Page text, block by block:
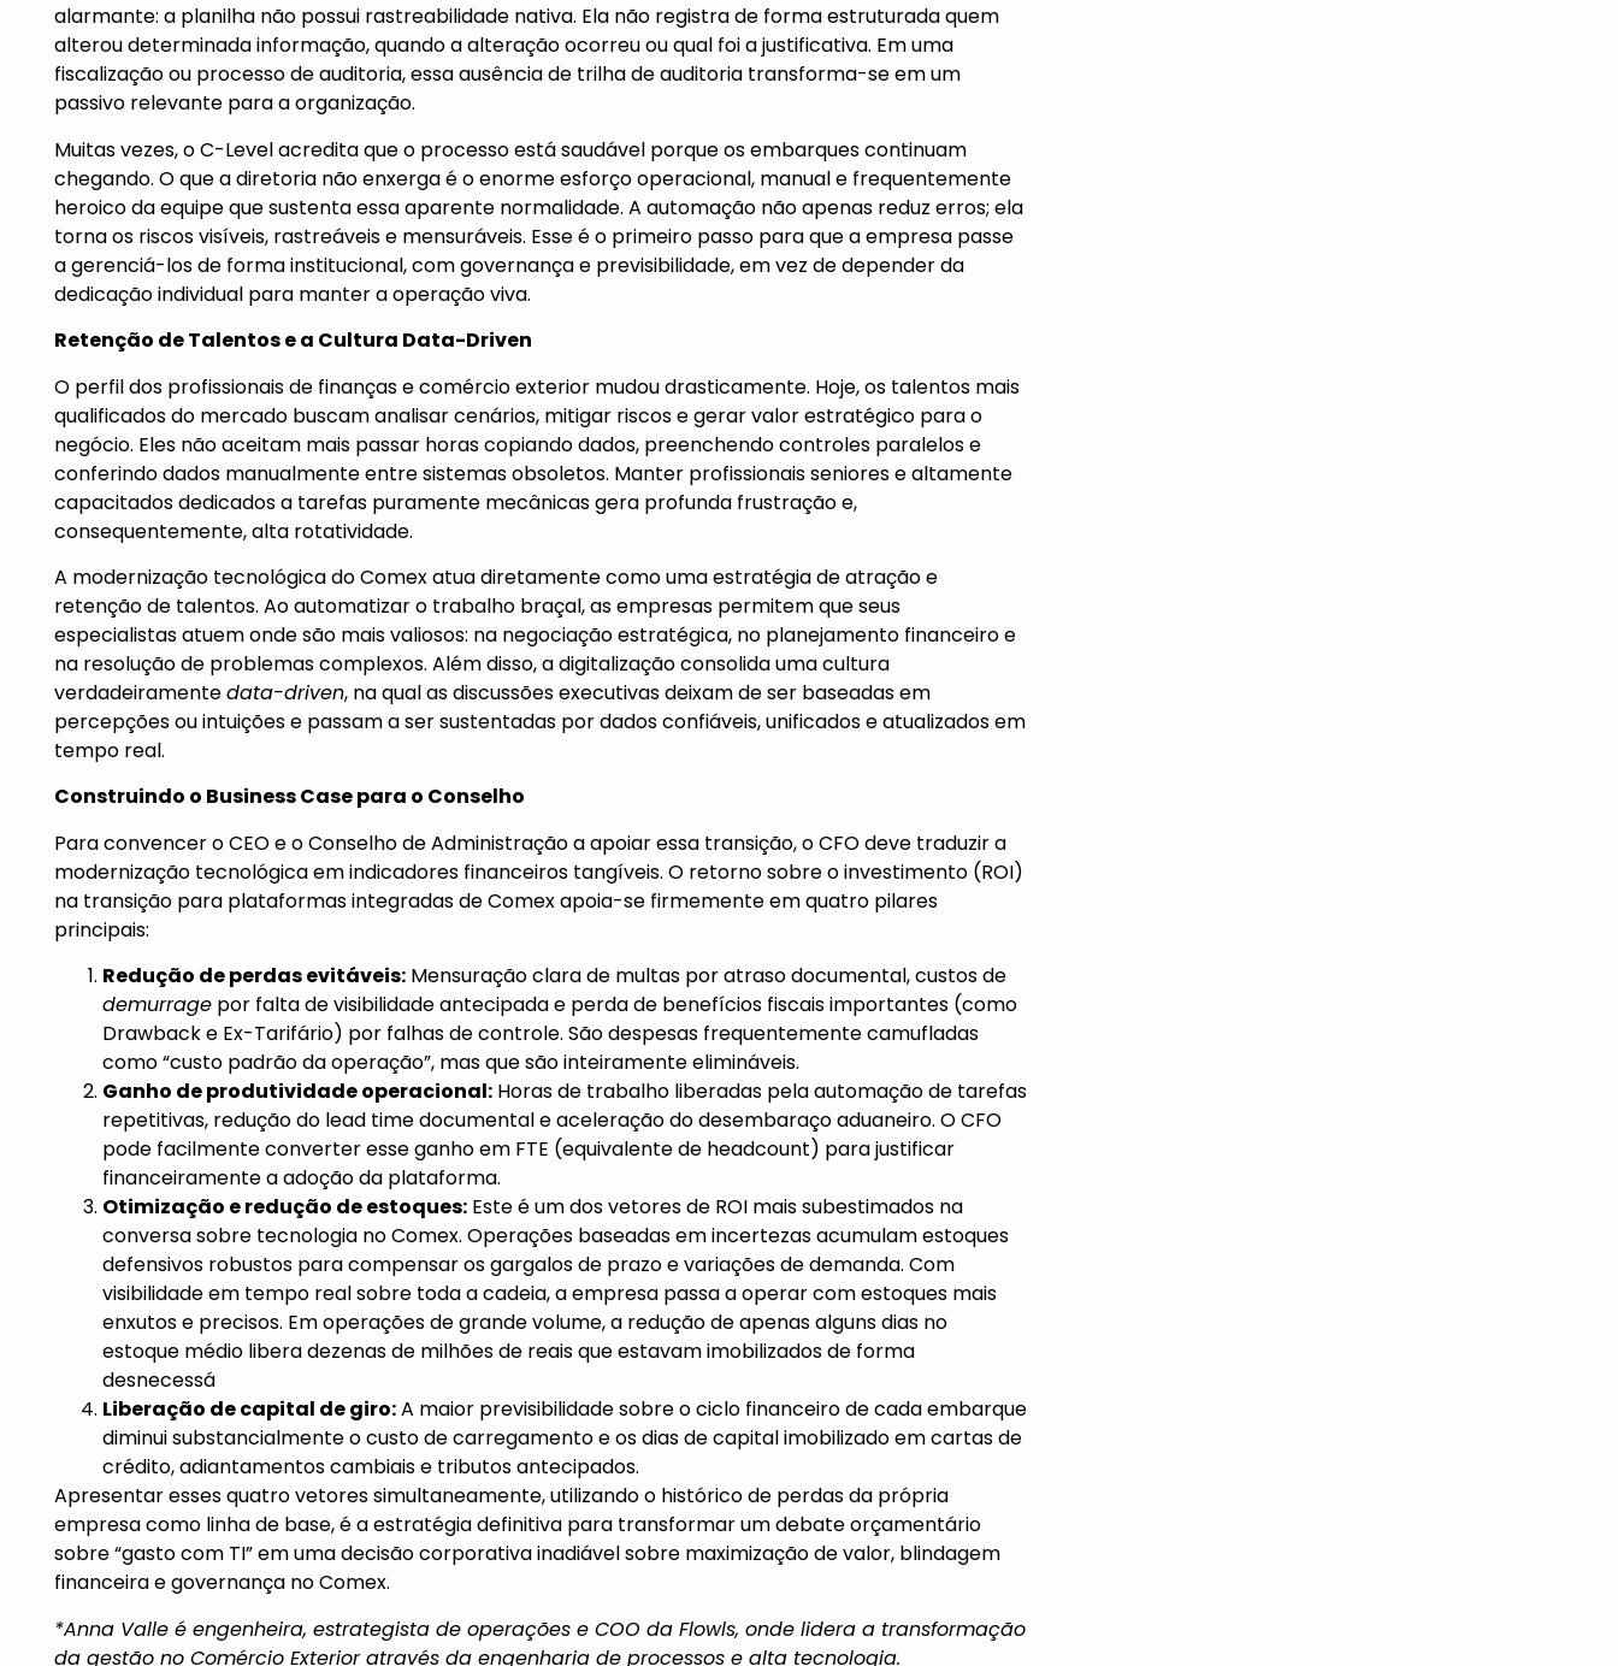
alarmante: a planilha não possui rastreabilidade nativa. Ela não registra de forma estruturada quem
alterou determinada informação, quando a alteração ocorreu ou qual foi a justificativa. Em uma
fiscalização ou processo de auditoria, essa ausência de trilha de auditoria transforma-se em um
passivo relevante para a organização.
Muitas vezes, o C-Level acredita que o processo está saudável porque os embarques continuam
chegando. O que a diretoria não enxerga é o enorme esforço operacional, manual e frequentemente
heroico da equipe que sustenta essa aparente normalidade. A automação não apenas reduz erros; ela
torna os riscos visíveis, rastreáveis e mensuráveis. Esse é o primeiro passo para que a empresa passe
a gerenciá-los de forma institucional, com governança e previsibilidade, em vez de depender da
dedicação individual para manter a operação viva.
Retenção de Talentos e a Cultura Data-Driven
O perfil dos profissionais de finanças e comércio exterior mudou drasticamente. Hoje, os talentos mais
qualificados do mercado buscam analisar cenários, mitigar riscos e gerar valor estratégico para o
negócio. Eles não aceitam mais passar horas copiando dados, preenchendo controles paralelos e
conferindo dados manualmente entre sistemas obsoletos. Manter profissionais seniores e altamente
capacitados dedicados a tarefas puramente mecânicas gera profunda frustração e,
consequentemente, alta rotatividade.
A modernização tecnológica do Comex atua diretamente como uma estratégia de atração e
retenção de talentos. Ao automatizar o trabalho braçal, as empresas permitem que seus
especialistas atuem onde são mais valiosos: na negociação estratégica, no planejamento financeiro e
na resolução de problemas complexos. Além disso, a digitalização consolida uma cultura
verdadeiramentedata-driven, na qual as discussões executivas deixam de ser baseadas em
percepções ou intuições e passam a ser sustentadas por dados confiáveis, unificados e atualizados em
tempo real.
Construindo o Business Case para o Conselho
Para convencer o CEO e o Conselho de Administração a apoiar essa transição, o CFO deve traduzir a
modernização tecnológica em indicadores financeiros tangíveis. O retorno sobre o investimento (ROI)
na transição para plataformas integradas de Comex apoia-se firmemente em quatro pilares
principais:
Redução de perdas evitáveis: Mensuração clara de multas por atraso documental, custos de
demurrage por falta de visibilidade antecipada e perda de benefícios fiscais importantes (como
Drawback e Ex-Tarifário) por falhas de controle. São despesas frequentemente camufladas
como “custo padrão da operação”, mas que são inteiramente elimináveis.
Ganho de produtividade operacional: Horas de trabalho liberadas pela automação de tarefas
repetitivas, redução do lead time documental e aceleração do desembaraço aduaneiro. O CFO
pode facilmente converter esse ganho em FTE (equivalente de headcount) para justificar
financeiramente a adoção da plataforma.
Otimização e redução de estoques: Este é um dos vetores de ROI mais subestimados na
conversa sobre tecnologia no Comex. Operações baseadas em incertezas acumulam estoques
defensivos robustos para compensar os gargalos de prazo e variações de demanda. Com
visibilidade em tempo real sobre toda a cadeia, a empresa passa a operar com estoques mais
enxutos e precisos. Em operações de grande volume, a redução de apenas alguns dias no
estoque médio libera dezenas de milhões de reais que estavam imobilizados de forma
desnecessá
Liberação de capital de giro:A maior previsibilidade sobre o ciclo financeiro de cada embarque
diminui substancialmente o custo de carregamento e os dias de capital imobilizado em cartas de
crédito, adiantamentos cambiais e tributos antecipados.
Apresentar esses quatro vetores simultaneamente, utilizando o histórico de perdas da própria
empresa como linha de base, é a estratégia definitiva para transformar um debate orçamentário
sobre “gasto com TI” em uma decisão corporativa inadiável sobre maximização de valor, blindagem
financeira e governança no Comex.
*Anna Valle é engenheira, estrategista de operações e COO da Flowls, onde lidera a transformação
da gestão no Comércio Exterior através da engenharia de processos e alta tecnologia.